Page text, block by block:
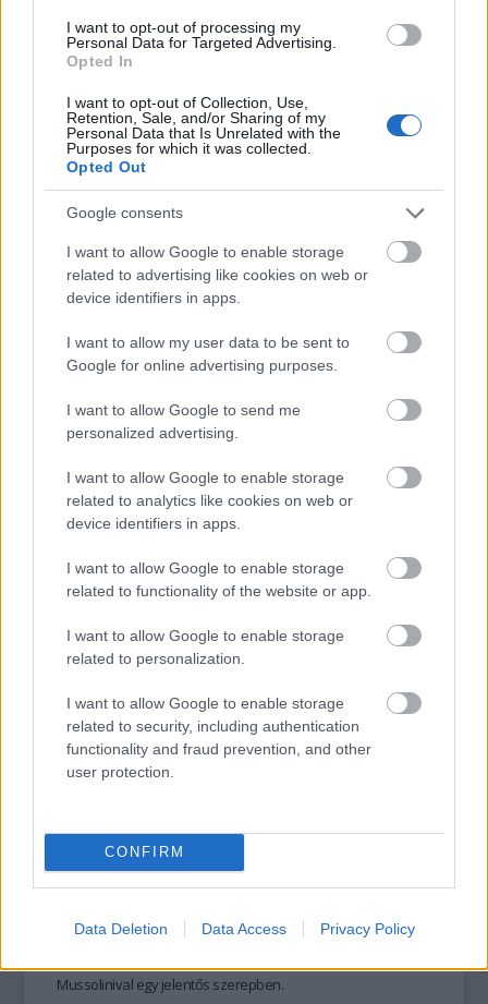
I want to opt-out of processing my
Personal Data for Targeted Advertising.
Opted In
I want to opt-out of Collection, Use,
Retention, Sale, and/or Sharing of my
Personal Data that Is Unrelated with the
Purposes for which it was collected.
Opted Out
Google consents
I want to allow Google to enable storage
related to advertising like cookies on web or
device identifiers in apps.
I want to allow my user data to be sent to
Google for online advertising purposes.
I want to allow Google to send me
personalized advertising.
I want to allow Google to enable storage
related to analytics like cookies on web or
device identifiers in apps.
I want to allow Google to enable storage
related to functionality of the website or app.
I want to allow Google to enable storage
related to personalization.
I want to allow Google to enable storage
related to security, including authentication
functionality and fraud prevention, and other
user protection.
CONFIRM
Data Deletion Data Access Privacy Policy
általa tervezett díszleteit pedig eladta Kazahsztán egyik
operaházának.
tovább
2014. 10. 18.|Kultúrpart
Német régészek a görög világ legnagyobb iparnegyedét
elnyúlókézműves negyed mintegy80 égetőkemencére
támaszkodott akerámiák előállításához.
tovább
Előkerült egy Mussolini szereplésével
készült film
2014. 10. 08.|Kultúrpart
Az Egyesült Államokban megtalálták és kedden
Olaszországban bemutattákSamuel Goldwyn producer 1923
Mussolinival egy jelentős szerepben.